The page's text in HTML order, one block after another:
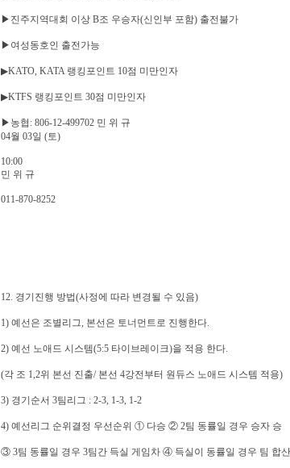
▶진주지역대회 이상 B조 우승자(신인부 포함) 출전불가
▶여성동호인 출전가능
▶KATO, KATA 랭킹포인트 10점 미만인자
▶KTFS 랭킹포인트 30점 미만인자
▶농협: 806-12-499702 민 위 규
04월 03일 (토)
10:00
민 위 규
011-870-8252
12. 경기진행 방법(사정에 따라 변경될 수 있음)
1) 예선은 조별리그, 본선은 토너먼트로 진행한다.
2) 예선 노애드 시스템(5:5 타이브레이크)을 적용 한다.
(각 조 1,2위 본선 진출/ 본선 4강전부터 원듀스 노애드 시스템 적용)
3) 경기순서 3팀리그 : 2-3, 1-3, 1-2
4) 예선리그 순위결정 우선순위 ① 다승 ② 2팀 동률일 경우 승자 승
③ 3팀 동률일 경우 3팀간 득실 게임차 ④ 득실이 동률일 경우 팀 합